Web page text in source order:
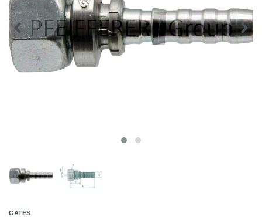
GATES